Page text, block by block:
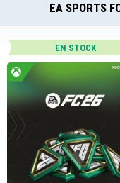
EA SPORTS
EN STOCK